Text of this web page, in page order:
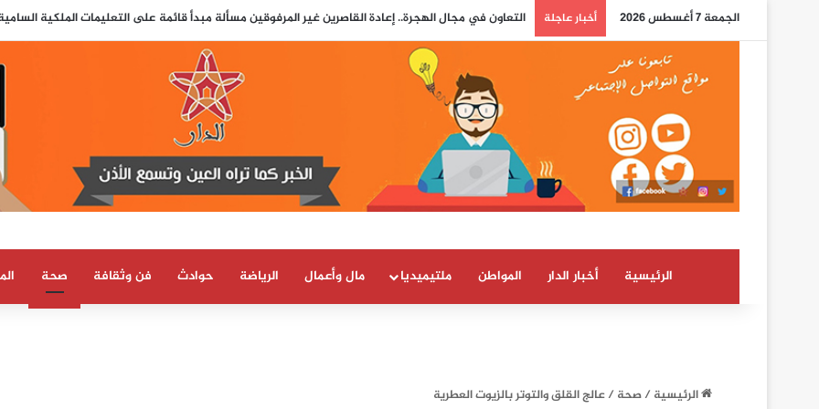
الجمعة 7 أغسطس 2026 أخبار عاجلة التعاون في مجال الهجرة.. إعادة القاصرين غير المرفوقين مسألة مبدأ قائمة على التعليمات الملكية
الرئيسية أخبار الدار المواطن ملتيميديا مال وأعمال الرياضة حوادث فن وثقافة صحة
الرئيسية/صحة/عالج القلق والتوتر بالزيوت العطرية